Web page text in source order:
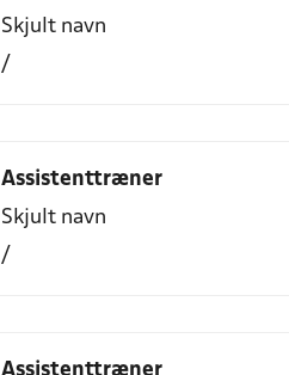
Skjult navn
/
Assistenttræner
Skjult navn
/
Assistenttræner